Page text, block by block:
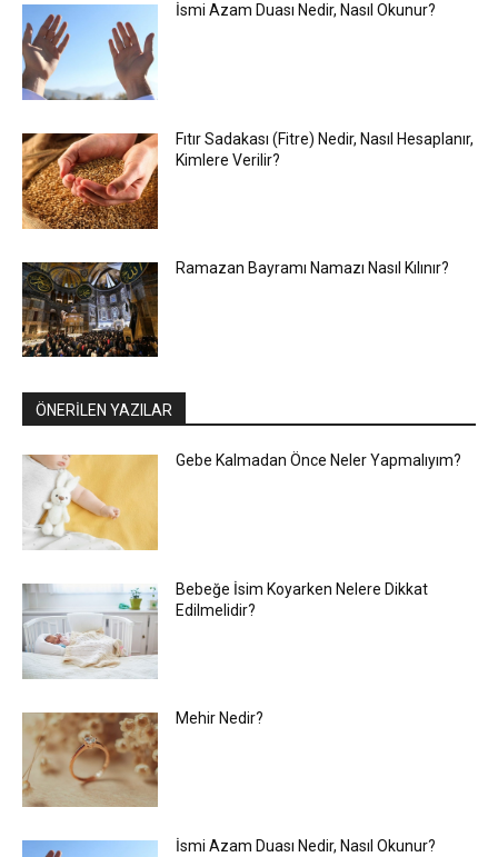
İsmi Azam Duası Nedir, Nasıl Okunur?
Fıtır Sadakası (Fitre) Nedir, Nasıl Hesaplanır,
Kimlere Verilir?
Ramazan Bayramı Namazı Nasıl Kılınır?
ÖNERİLEN YAZILAR
Gebe Kalmadan Önce Neler Yapmalıyım?
Bebeğe İsim Koyarken Nelere Dikkat
Edilmelidir?
Mehir Nedir?
İsmi Azam Duası Nedir, Nasıl Okunur?